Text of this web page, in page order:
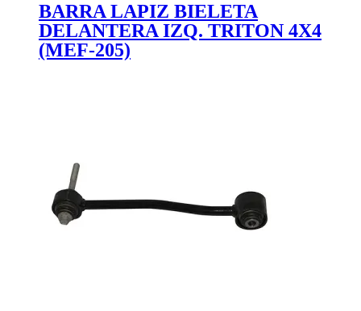
BARRA LAPIZ BIELETA
DELANTERA IZQ. TRITON 4X4
(MEF-205)